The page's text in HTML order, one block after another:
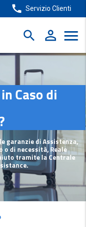
Servizio Clienti
Caso di
garanzie di Assistenza,
o di necessità, Reale
tramite la Centrale